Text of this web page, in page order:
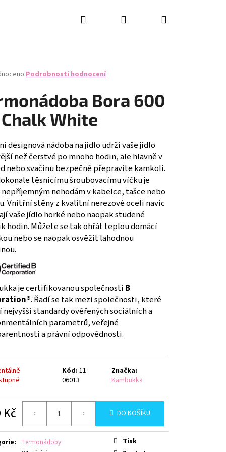
Hledat PřihlášeníNákupní
Podrobnosti hodnocení
Bora 600
White
designová nádoba na jídlo udrží vaše jídlo
než čerstvé po mnoho hodin, ale hlavně v
nebo svačinu bezpečně přepravíte kamkoli.
těsnícímu šroubovacímu víčku je
nehodám v kabelce, tašce nebo
Vnitřní stěny z kvalitní nerezové oceli navíc
vaše jídlo horké nebo naopak studené
hodin. Můžete se tak ohřát teplou domácí
nebo se naopak osvěžit lahodnou
je certifikovanou společnostíB
. Řadí se tak mezi společnosti, které
nejvyšší standardy ověřených sociálních a
parametrů, veřejné
a právní odpovědnosti.
Kód: 11-
06013
Značka:
Kambukka
Kč DO KOŠÍKU
:
Termonádoby
Tisk
KNIFE SET, 2PCS,
PURPLE, BOX